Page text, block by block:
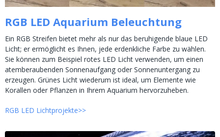
RGB LED Aquarium Beleuchtung
Ein RGB Streifen bietet mehr als nur das beruhigende blaue LED
Licht; er ermöglicht es Ihnen, jede erdenkliche Farbe zu wählen.
Sie können zum Beispiel rotes LED Licht verwenden, um einen
atemberaubenden Sonnenaufgang oder Sonnenuntergang zu
erzeugen. Grünes Licht wiederum ist ideal, um Elemente wie
Korallen oder Pflanzen in Ihrem Aquarium hervorzuheben.
RGB LED Lichtprojekte>>